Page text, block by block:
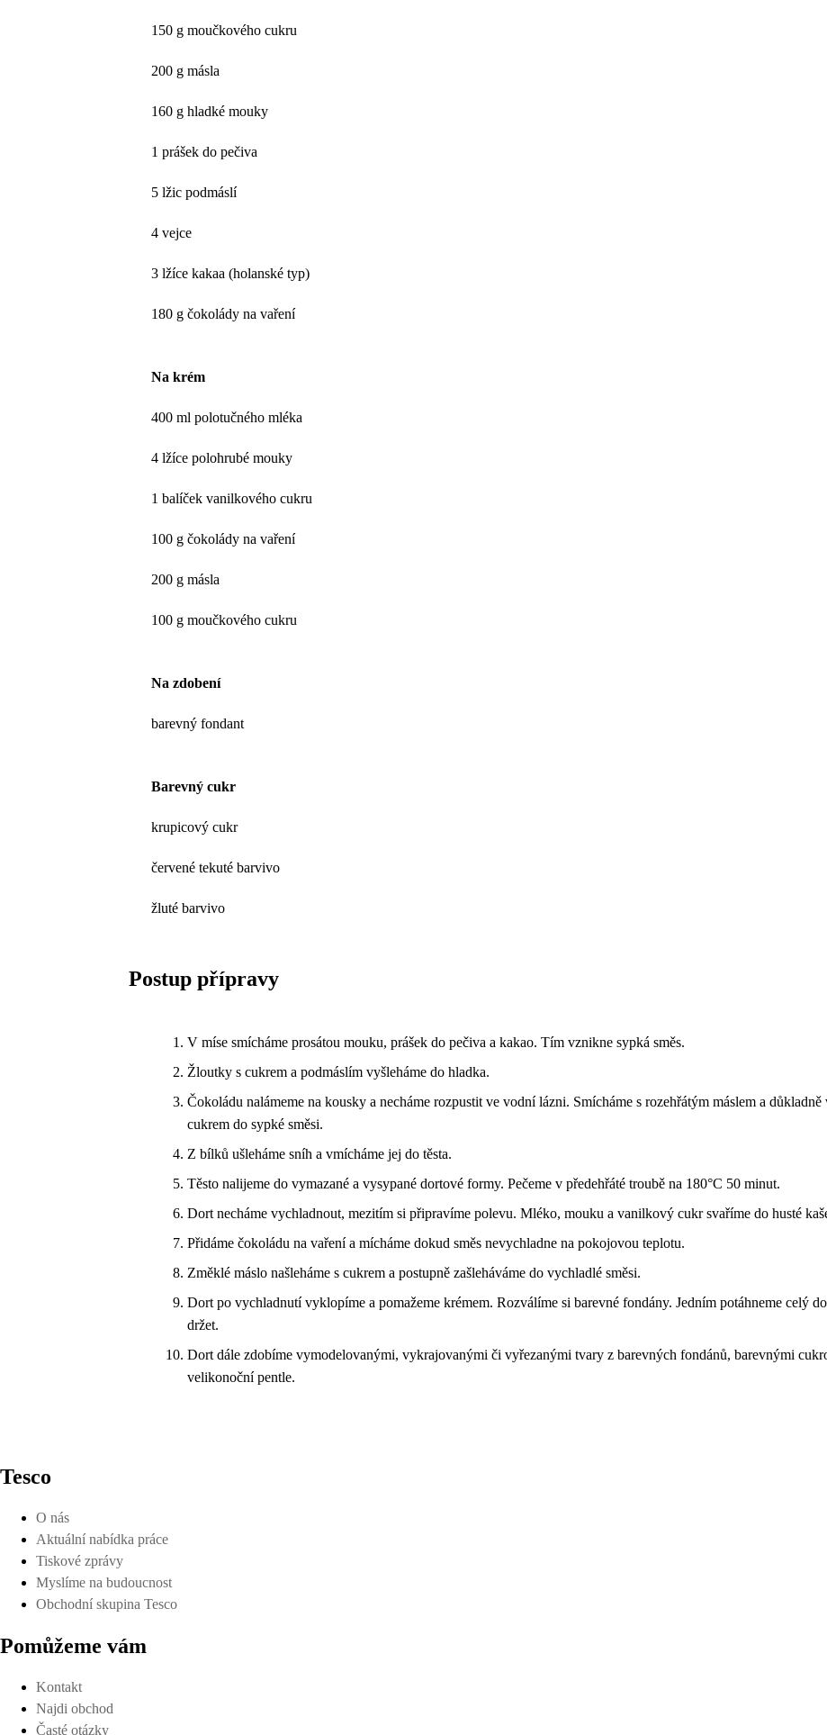
150 g moučkového cukru
200 g másla
160 g hladké mouky
1 prášek do pečiva
5 lžic podmáslí
4 vejce
3 lžíce kakaa (holanské typ)
180 g čokolády na vaření
Na krém
400 ml polotučného mléka
4 lžíce polohrubé mouky
1 balíček vanilkového cukru
100 g čokolády na vaření
200 g másla
100 g moučkového cukru
Na zdobení
barevný fondant
Barevný cukr
krupicový cukr
červené tekuté barvivo
žluté barvivo
Postup přípravy
V míse smícháme prosátou mouku, prášek do pečiva a kakao. Tím vznikne sypká směs.
Žloutky s cukrem a podmáslím vyšleháme do hladka.
Čokoládu nalámeme na kousky a necháme rozpustit ve vodní lázni. Smícháme s rozehřátým máslem a
cukrem do sypké směsi.
Z bílků ušleháme sníh a vmícháme jej do těsta.
Těsto nalijeme do vymazané a vysypané dortové formy. Pečeme v předehřáté troubě na 180°C 50 minut.
Dort necháme vychladnout, mezitím si připravíme polevu. Mléko, mouku a vanilkový cukr svaříme do husté
Přidáme čokoládu na vaření a mícháme dokud směs nevychladne na pokojovou teplotu.
Změklé máslo našleháme s cukrem a postupně zašleháváme do vychladlé směsi.
Dort po vychladnutí vyklopíme a pomažeme krémem. Rozválíme si barevné fondány. Jedním potáhneme celý
držet.
Dort dále zdobíme vymodelovanými, vykrajovanými či vyřezanými tvary z barevných fondánů, barevnými
velikonoční pentle.
Tesco
O nás
Aktuální nabídka práce
Tiskové zprávy
Myslíme na budoucnost
Obchodní skupina Tesco
Pomůžeme vám
Kontakt
Najdi obchod
Časté otázky